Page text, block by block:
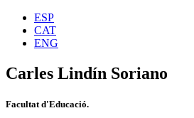
ESP
CAT
ENG
Carles Lindín Soriano
Facultat d'Educació.